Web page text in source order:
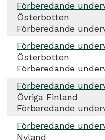
Förberedande
Österbotten
Förberedande
Förberedande
Österbotten
Förberedande
Förberedande
Övriga Finland
Förberedande
Förberedande
Nyland